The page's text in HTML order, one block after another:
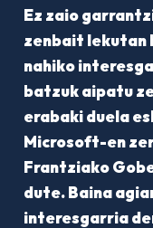
Ez zaio
zenbait lekutan
nahiko
batzuk aipatu
erabaki duela
Microsoft-en
Frantziako
dute. Baina
interesgarria